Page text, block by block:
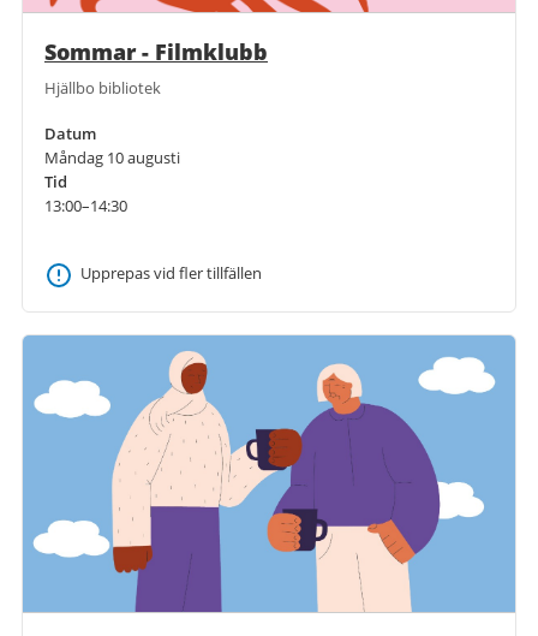
Sommar - Filmklubb
Hjällbo bibliotek
Datum
Måndag 10 augusti
Tid
13:00–14:30
Upprepas vid fler tillfällen